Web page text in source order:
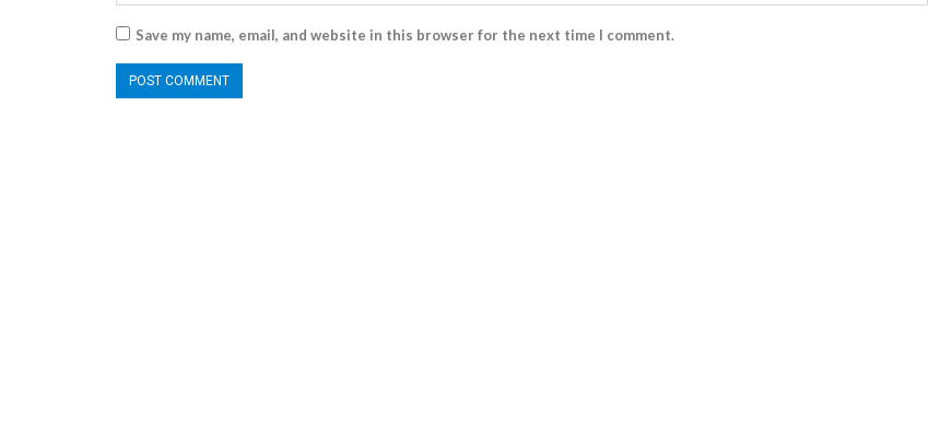
Save my name, email, and website in this browser for the next time I comment.